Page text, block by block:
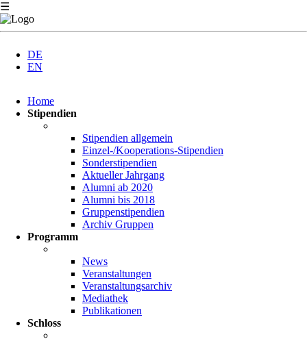
☰
DE
EN
überspringen
Home
Stipendien
Stipendien allgemein
Einzel-/Kooperations-Stipendien
Sonderstipendien
Aktueller Jahrgang
Alumni ab 2020
Alumni bis 2018
Gruppenstipendien
Archiv Gruppen
Programm
News
Veranstaltungen
Veranstaltungsarchiv
Mediathek
Publikationen
Schloss